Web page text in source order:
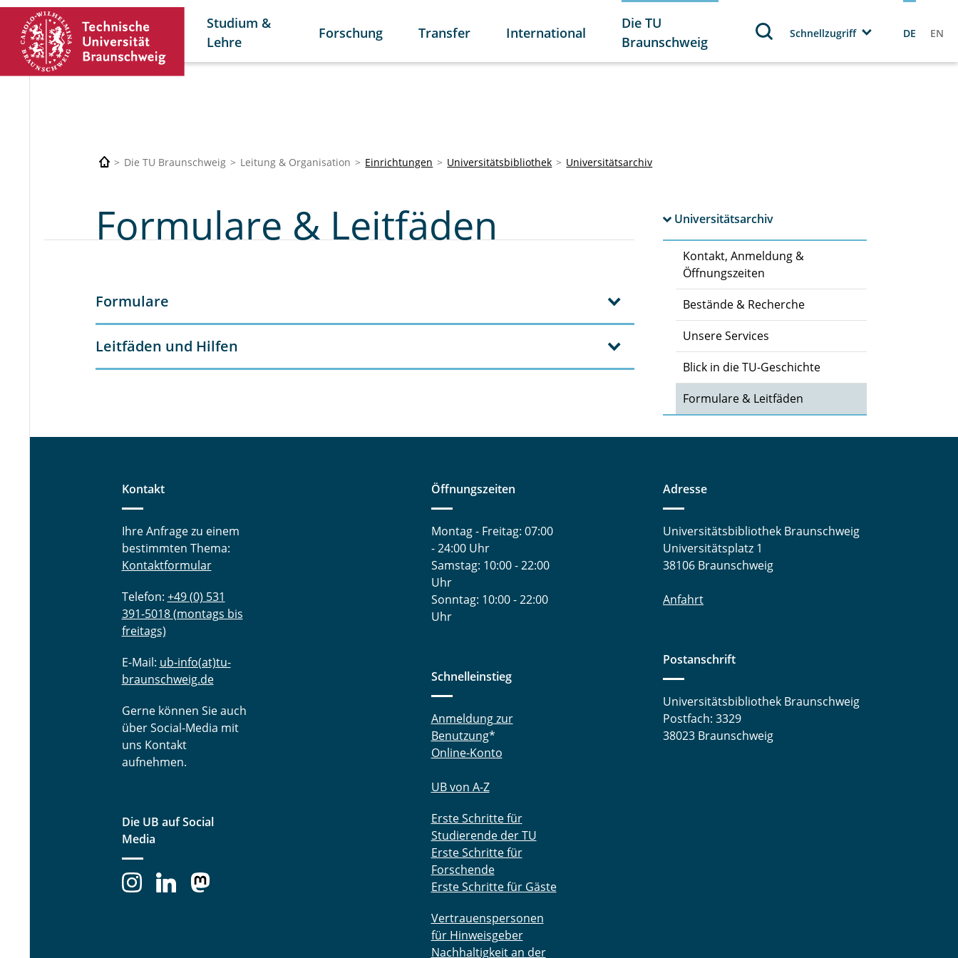
Studium &
Lehre
Forschung Transfer International
Die TU
Braunschweig
Schnellzugriff DE EN
Die TU Braunschweig Leitung & Organisation Einrichtungen Universitätsbibliothek Universitätsarchiv
Universitätsarchiv
Kontakt, Anmeldung &
Öffnungszeiten
Bestände & Recherche
Unsere Services
Blick in die TU-Geschichte
Formulare & Leitfäden
Formulare & Leitfäden
Formulare
Leitfäden und Hilfen
Kontakt
Ihre Anfrage zu einem
bestimmten Thema:
Kontaktformular
Telefon: +49 (0) 531
391-5018 (montags bis
freitags)
E-Mail: ub-info(at)tu-
braunschweig.de
Gerne können Sie auch
über Social-Media mit
uns Kontakt
aufnehmen.
Die UB auf Social
Media
Öffnungszeiten
Montag - Freitag: 07:00
- 24:00 Uhr
Samstag: 10:00 - 22:00
Uhr
Sonntag: 10:00 - 22:00
Uhr
Schnelleinstieg
Anmeldung zur
Benutzung*
Online-Konto
UB von A-Z
Erste Schritte für
Studierende der TU
Erste Schritte für
Forschende
Erste Schritte für Gäste
Vertrauenspersonen
für Hinweisgeber
Nachhaltigkeit an der
Adresse
Universitätsbibliothek Braunschweig
Universitätsplatz 1
38106 Braunschweig
Anfahrt
Postanschrift
Universitätsbibliothek Braunschweig
Postfach: 3329
38023 Braunschweig